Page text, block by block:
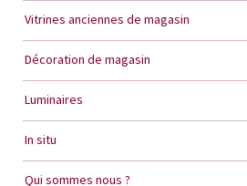
Vitrines anciennes de magasin
Décoration de magasin
Luminaires
In situ
Qui sommes nous ?